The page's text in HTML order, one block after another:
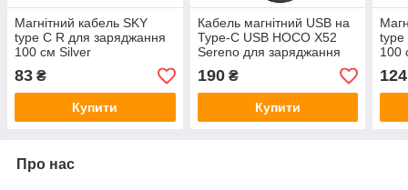
Магнітний кабель SKY
type C R для заряджання
100 см Silver
83 ₴
Купити
Кабель магнітний USB на
Type-C USB HOCO X52
Sereno для заряджання
Чорний
190₴
Купити
type
100
124
Про нас